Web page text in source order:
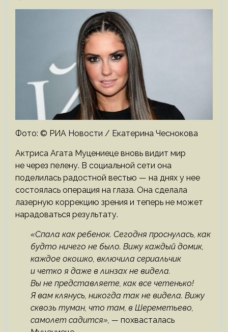
Фото: © РИА Новости / Екатерина Чеснокова
Актриса Агата Муцениеце вновь видит мир
не через пелену. В социальной сети она
поделилась радостной вестью — на днях у нее
состоялась операция на глаза. Она сделала
лазерную коррекцию зрения и теперь не может
нарадоваться результату.
«Спала как ребенок. Сегодня проснулась, как
будто ничего не было. Вижу каждый домик,
каждое окошко, включила сериальчик
и четко я даже в линзах не видела.
Вы не представляете, как все четенько!
Я вам клянусь, никогда так не видела. Вижу
сквозь туман, что там, в Шереметьево,
самолет садится», — похвасталась